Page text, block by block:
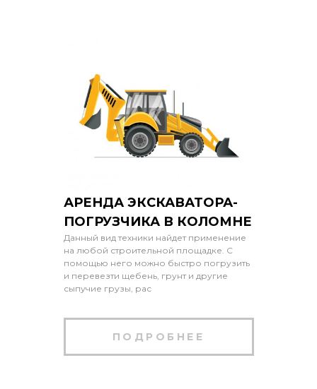
АРЕНДА ЭКСКАВАТОРА-
ПОГРУЗЧИКА В КОЛОМНЕ
Данный вид техники найдет применение
на любой строительной площадке. С
помощью него можно быстро погрузить
и перевезти щебень, грунт и другие
сыпучие грузы, рас
ПОДРОБНЕЕ